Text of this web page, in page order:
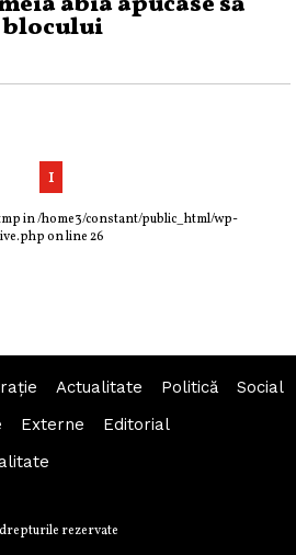
blocului
1
in/home3/constant/public_html/wp-
on line26
Actualitate Politică
Social
Externe
Editorial
rezervate